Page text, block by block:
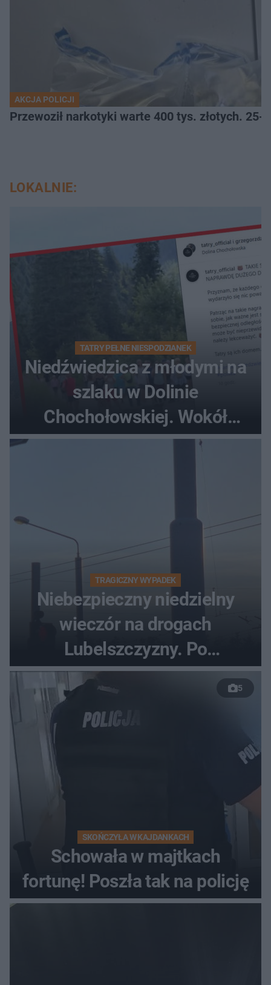
AKCJA POLICJI
Przewoził narkotyki warte 400 tys. złotych.
LOKALNIE:
TATRY PEŁNE NIESPODZIANEK
Niedźwiedzica z młodymi na
szlaku w Dolinie
Chochołowskiej. Wokół
turyści!
TRAGICZNY WYPADEK
Niebezpieczny niedzielny
wieczór na drogach
Lubelszczyzny. Po
nieudanym manewrze
wyprzedzania zginął
kierowca auta
5
SKOŃCZYŁA W KAJDANKACH
Schowała w majtkach
fortunę! Poszła tak na policję